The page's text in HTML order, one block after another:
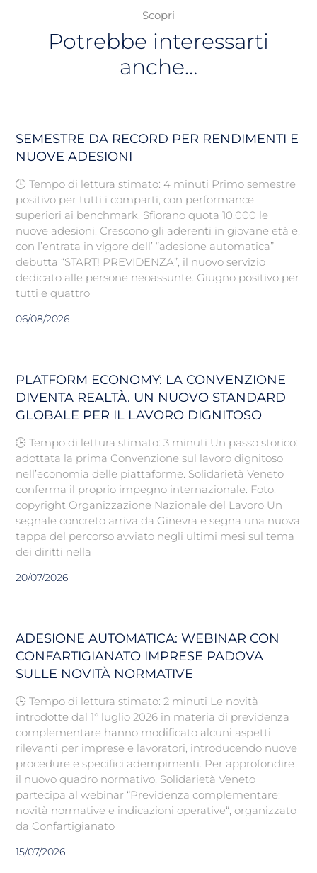
Scopri
Potrebbe interessarti
anche…
SEMESTRE DA RECORD PER RENDIMENTI E
NUOVE ADESIONI
🕒 Tempo di lettura stimato: 4 minuti Primo semestre
positivo per tutti i comparti, con performance
superiori ai benchmark. Sfiorano quota 10.000 le
nuove adesioni. Crescono gli aderenti in giovane età e,
con l’entrata in vigore dell’ “adesione automatica”
debutta “START! PREVIDENZA”, il nuovo servizio
dedicato alle persone neoassunte. Giugno positivo per
tutti e quattro
06/08/2026
PLATFORM ECONOMY: LA CONVENZIONE
DIVENTA REALTÀ. UN NUOVO STANDARD
GLOBALE PER IL LAVORO DIGNITOSO
🕒 Tempo di lettura stimato: 3 minuti Un passo storico:
adottata la prima Convenzione sul lavoro dignitoso
nell’economia delle piattaforme. Solidarietà Veneto
conferma il proprio impegno internazionale. Foto:
copyright Organizzazione Nazionale del Lavoro Un
segnale concreto arriva da Ginevra e segna una nuova
tappa del percorso avviato negli ultimi mesi sul tema
dei diritti nella
20/07/2026
ADESIONE AUTOMATICA: WEBINAR CON
CONFARTIGIANATO IMPRESE PADOVA
SULLE NOVITÀ NORMATIVE
🕒 Tempo di lettura stimato: 2 minuti Le novità
introdotte dal 1° luglio 2026 in materia di previdenza
complementare hanno modificato alcuni aspetti
rilevanti per imprese e lavoratori, introducendo nuove
procedure e specifici adempimenti. Per approfondire
il nuovo quadro normativo, Solidarietà Veneto
partecipa al webinar “Previdenza complementare:
novità normative e indicazioni operative“, organizzato
da Confartigianato
15/07/2026